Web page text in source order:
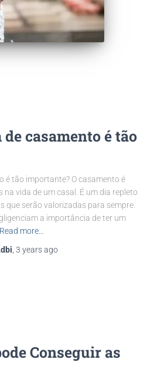
casamento é tão
é tão importante? O casamento é
vida de um casal. É um dia repleto
que serão valorizadas para sempre.
a importância de ter um
Read more…
3 yearsago
Conseguir as